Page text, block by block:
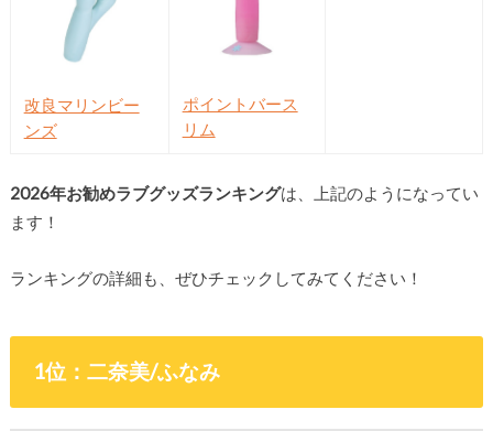
改良マリンビー
ンズ
ポイントバース
リム
2026年お勧めラブグッズランキングは、上記のようになってい
ます！
ランキングの詳細も、ぜひチェックしてみてください！
1位：二奈美/ふなみ